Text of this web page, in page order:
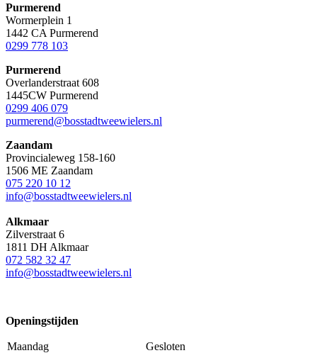
Purmerend
Wormerplein 1
1442 CA Purmerend
0299 778 103
Purmerend
Overlanderstraat 608
1445CW Purmerend
0299 406 079
purmerend@bosstadtweewielers.nl
Zaandam
Provincialeweg 158-160
1506 ME Zaandam
075 220 10 12
info@bosstadtweewielers.nl
Alkmaar
Zilverstraat 6
1811 DH Alkmaar
072 582 32 47
info@bosstadtweewielers.nl
Openingstijden
Maandag
Gesloten